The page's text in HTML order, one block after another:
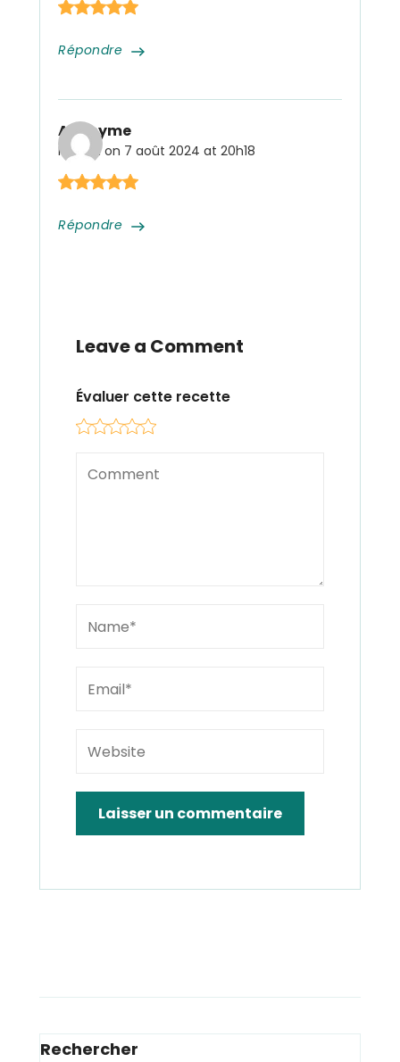
Répondre
Anonyme
Posted on 7 août 2024 at 20h18
Répondre
Leave a Comment
Évaluer cette recette
Rechercher